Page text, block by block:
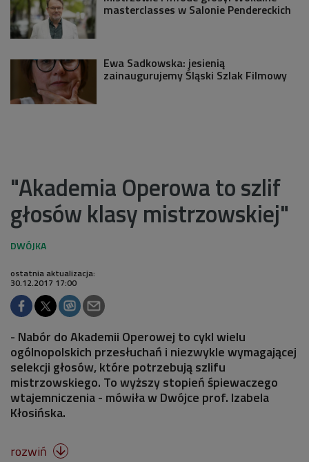
masterclasses w Salonie Pendereckich
Ewa Sadkowska: jesienią
zainaugurujemy Śląski Szlak Filmowy
"Akademia Operowa to szlif
głosów klasy mistrzowskiej"
ostatnia aktualizacja:
30.12.2017 17:00
- Nabór do Akademii Operowej to cykl wielu
ogólnopolskich przesłuchań i niezwykle wymagającej
selekcji głosów, które potrzebują szlifu
mistrzowskiego. To wyższy stopień śpiewaczego
wtajemniczenia - mówiła w Dwójce prof. Izabela
Kłosińska.
rozwiń 